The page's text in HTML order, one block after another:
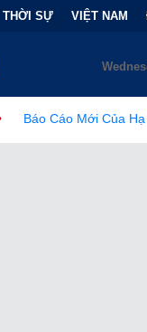
THỜI SỰ VIỆT NAM
Hạ Viện Mỹ Và Tranh